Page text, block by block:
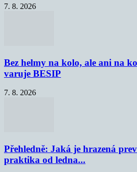
7. 8. 2026
Bez helmy na kolo, ale ani na
varuje BESIP
7. 8. 2026
Přehledně: Jaká je hrazená
praktika od ledna...